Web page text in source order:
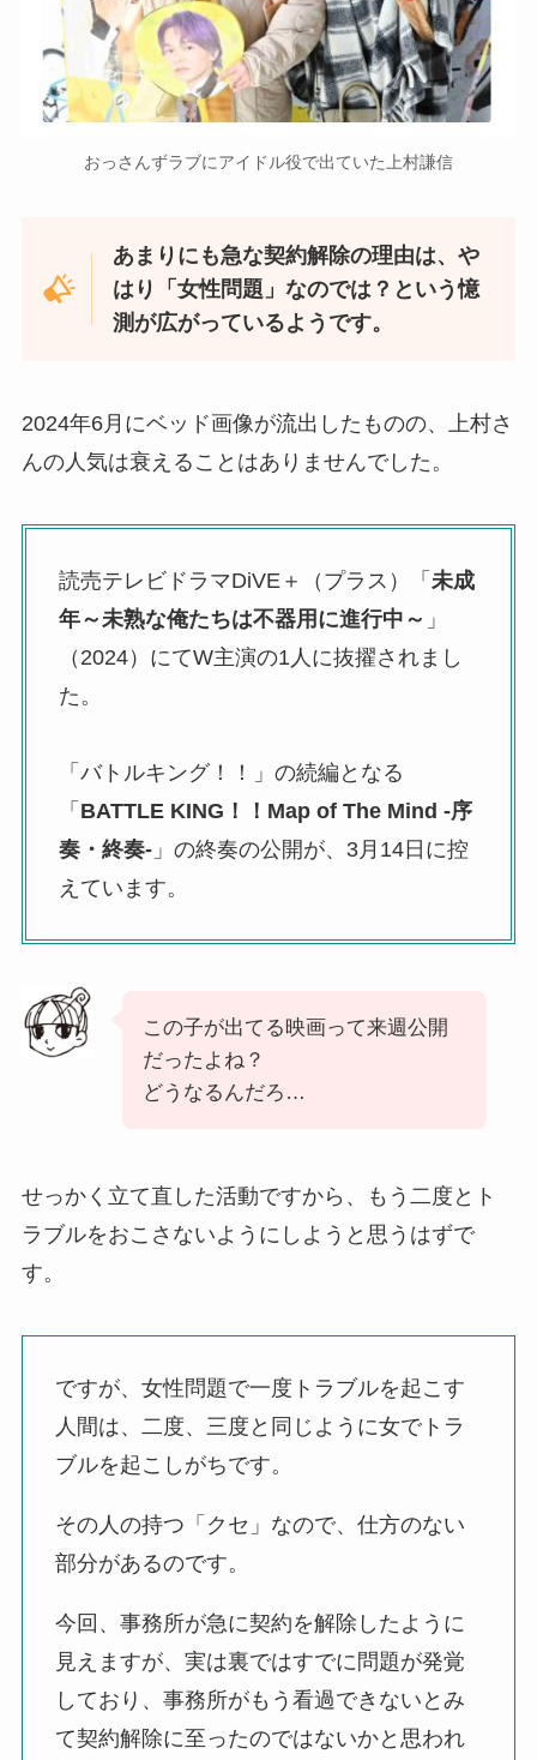
おっさんずラブにアイドル役で出ていた上村謙信
あまりにも急な契約解除の理由は、や
はり「女性問題」なのでは？という憶
測が広がっているようです。
2024年6月にベッド画像が流出したものの、上村さ
んの人気は衰えることはありませんでした。
読売テレビドラマDiVE＋（プラス）「 未成
年～未熟な俺たちは不器用に進行中～ 」
（2024）にてW主演の1人に抜擢されまし
た。
「バトルキング！！」の続編となる
「 BATTLE KING！！Map of The Mind -序
奏・終奏-」の終奏の公開が、3月14日に控
えています。
この子が出てる映画って来週公開
だったよね？
どうなるんだろ…
せっかく立て直した活動ですから、もう二度とト
ラブルをおこさないようにしようと思うはずで
す。
ですが、女性問題で一度トラブルを起こす
人間は、二度、三度と同じように女でトラ
ブルを起こしがちです。
その人の持つ「クセ」なので、仕方のない
部分があるのです。
今回、事務所が急に契約を解除したように
見えますが、実は裏ではすでに問題が発覚
しており、事務所がもう看過できないとみ
て契約解除に至ったのではないかと思われ